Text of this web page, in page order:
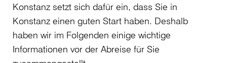
Konstanz setzt sich dafür ein, dass Sie in
Konstanz einen guten Start haben. Deshalb
haben wir im Folgenden einige wichtige
Informationen vor der Abreise für Sie